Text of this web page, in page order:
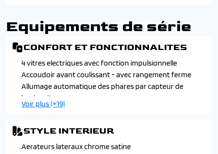
Equipements de série
CONFORT ET FONCTIONNALITES
4 vitres electriques avec fonction impulsionnelle
Accoudoir avant coulissant - avec rangement ferme
Allumage automatique des phares par capteur de
luminosite
Banquette arriere avec dossier rabattable 60/40
abattant a ouverture douce
Bouton ev (electric vehicle : vehicule electrique) - roulage
Voir plus (+19)
STYLE INTERIEUR
Aerateurs lateraux chrome satine